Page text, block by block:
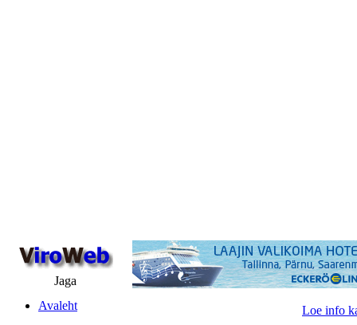
Jaga
Avaleht
Loe info